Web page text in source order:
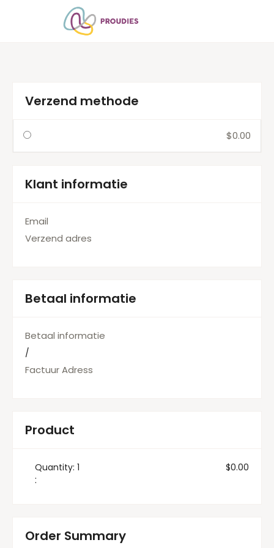
Verzend methode
$0.00
Klant informatie
Email
Verzend adres
Betaal informatie
Betaal informatie
/
Factuur Adress
Product
1
:
$0.00
Order Summary